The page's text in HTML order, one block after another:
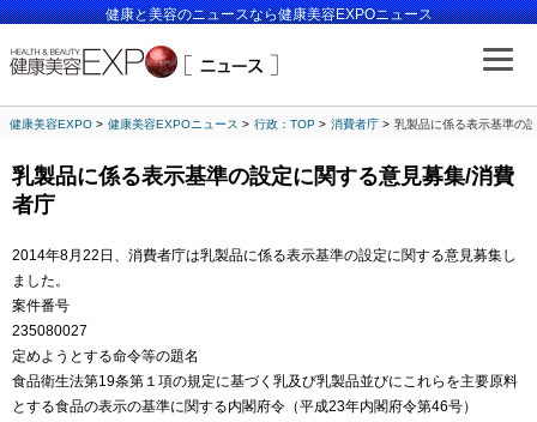
健康と美容のニュースなら健康美容EXPOニュース
健康美容EXPO 健康美容EXPOニュース 行政：TOP 消費者庁 乳製品に係る表示基準の
乳製品に係る表示基準の設定に関する意見募集/消費
者庁
2014年8月22日、消費者庁は乳製品に係る表示基準の設定に関する意見募集し
ました。
案件番号
235080027
定めようとする命令等の題名
食品衛生法第19条第１項の規定に基づく乳及び乳製品並びにこれらを主要原料
とする食品の表示の基準に関する内閣府令（平成23年内閣府令第46号）